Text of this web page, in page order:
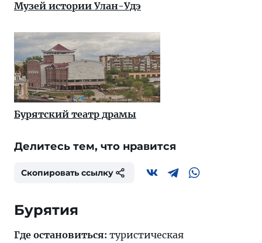
Музей истории Улан-Удэ
Бурятский театр драмы
Делитесь тем, что нравится
Скопировать ссылку
Бурятия
Где остановиться: туристическая